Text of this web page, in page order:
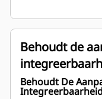
Behoudt de
Behoudt De